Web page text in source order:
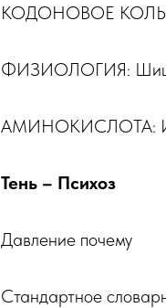
КОДОНОВОЕ
ФИЗИОЛОГИЯ:
АМИНОКИСЛОТА:
Тень – Психоз
Давление почему
Стандартное